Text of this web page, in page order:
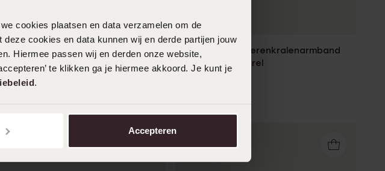
cookies plaatsen en data verzamelen om de
cookies en data kunnen wij en derde partijen jouw
Hiermee passen wij en derden onze website,
te klikken ga je hiermee akkoord. Je kunt je
.
Accepteren
steel herenkralenarmband
jade
99
Stainless steel herenkralenarmband
zwarte schelpparel